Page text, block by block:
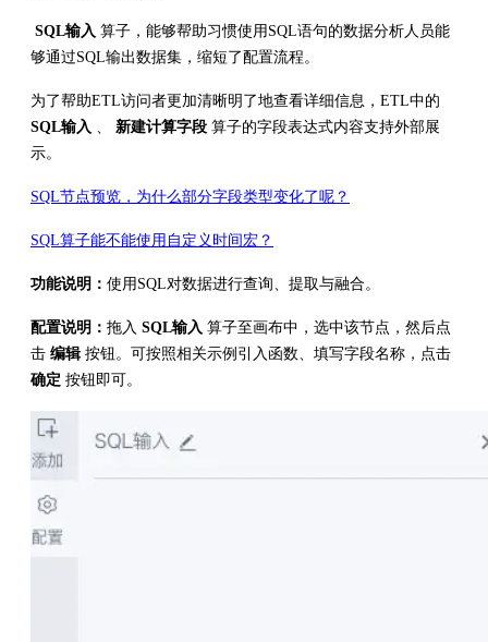
SQL输入 算子，能够帮助习惯使用SQL语句的数据分析人员能
够通过SQL输出数据集，缩短了配置流程。
为了帮助ETL访问者更加清晰明了地查看详细信息，ETL中的
SQL输入
新建计算字段 算子的字段表达式内容支持外部展
示。
SQL节点预览，为什么部分字段类型变化了呢？
SQL算子能不能使用自定义时间宏？
功能说明： 使用SQL对数据进行查询、提取与融合。
配置说明： 拖入 SQL输入 算子至画布中，选中该节点，然后点
击 编辑 按钮。可按照相关示例引入函数、填写字段名称，点击
确定 按钮即可。